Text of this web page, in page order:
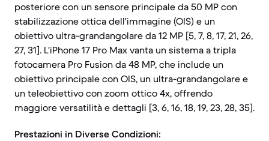
posteriore con un sensore principale da 50 MP con
stabilizzazione ottica dell'immagine (OIS) e un
obiettivo ultra-grandangolare da 12 MP [5, 7, 8, 17, 21, 26,
27, 31]. L'iPhone 17 Pro Max vanta un sistema a tripla
fotocamera Pro Fusion da 48 MP, che include un
obiettivo principale con OIS, un ultra-grandangolare e
un teleobiettivo con zoom ottico 4x, offrendo
maggiore versatilità e dettagli [3, 6, 16, 18, 19, 23, 28, 35].
Prestazioni in Diverse Condizioni: